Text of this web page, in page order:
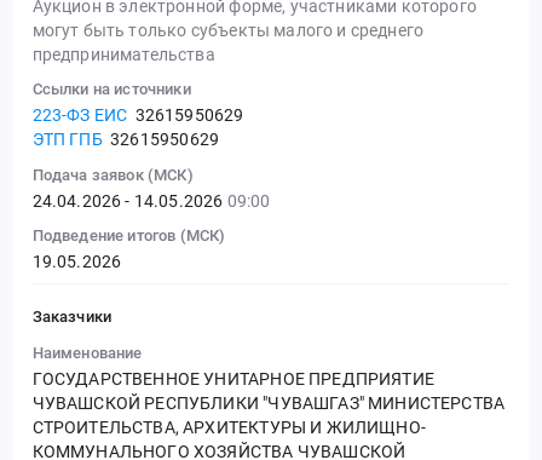
Аукцион в электронной форме, участниками которого
могут быть только субъекты малого и среднего
предпринимательства
Ссылки на источники
223-ФЗ ЕИС 32615950629
ЭТП ГПБ 32615950629
Подача заявок (МСК)
24.04.2026 - 14.05.2026 09:00
Подведение итогов (МСК)
19.05.2026
Заказчики
Наименование
ГОСУДАРСТВЕННОЕ УНИТАРНОЕ ПРЕДПРИЯТИЕ
ЧУВАШСКОЙ РЕСПУБЛИКИ "ЧУВАШГАЗ" МИНИСТЕРСТВА
СТРОИТЕЛЬСТВА, АРХИТЕКТУРЫ И ЖИЛИЩНО-
КОММУНАЛЬНОГО ХОЗЯЙСТВА ЧУВАШСКОЙ